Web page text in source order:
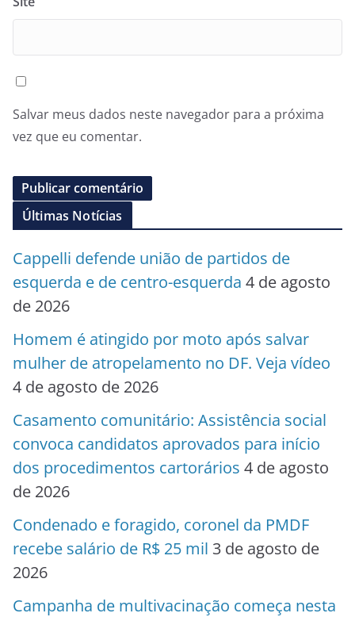
Salvar meus dados neste navegador para a próxima
vez que eu comentar.
Últimas Notícias
Cappelli defende união de partidos de
esquerda e de centro-esquerda 4 de agosto
de 2026
Homem é atingido por moto após salvar
mulher de atropelamento no DF. Veja vídeo
4 de agosto de 2026
Casamento comunitário: Assistência social
convoca candidatos aprovados para início
dos procedimentos cartorários 4 de agosto
de 2026
Condenado e foragido, coronel da PMDF
recebe salário de R$ 25 mil 3 de agosto de
2026
Campanha de multivacinação começa nesta